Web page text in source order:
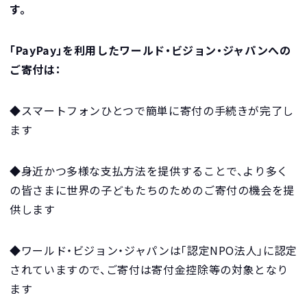
す。
「PayPay」を利用したワールド・ビジョン・ジャパンへの
ご寄付は：
◆スマートフォンひとつで簡単に寄付の手続きが完了し
ます
◆身近かつ多様な支払方法を提供することで、より多く
の皆さまに世界の子どもたちのためのご寄付の機会を提
供します
◆ワールド・ビジョン・ジャパンは「認定NPO法人」に認定
されていますので、ご寄付は寄付金控除等の対象となり
ます